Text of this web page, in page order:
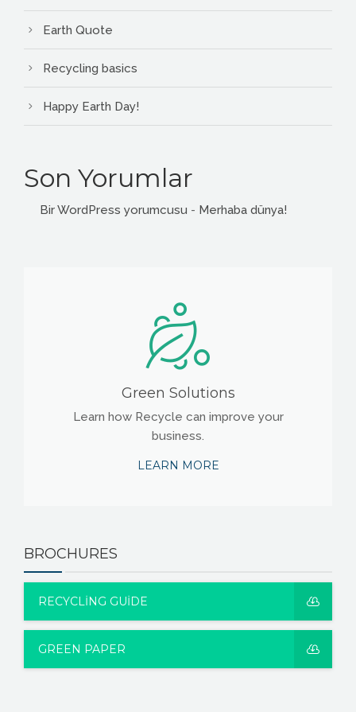
Earth Quote
Recycling basics
Happy Earth Day!
Son Yorumlar
Bir WordPress yorumcusu - Merhaba dünya!
Green Solutions
Learn how Recycle can improve your
business.
LEARN MORE
BROCHURES
RECYCLING GUIDE
GREEN PAPER